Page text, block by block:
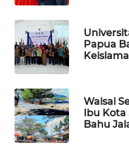
Papua
Waisai
Ibu Kota
Bahu
SELEB
WAHANA
PERSONA
OTOMOTIF
WAHANA
HEALTH